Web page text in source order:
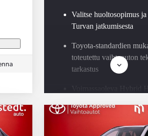
Valitse huoltosopimus
Turvan jatkumisesta
Toyota-standardien
toteutettu vaihtoauton
tarkastus
Voimassaoleva Hybrid
hybridissä
Saatavilla Easy